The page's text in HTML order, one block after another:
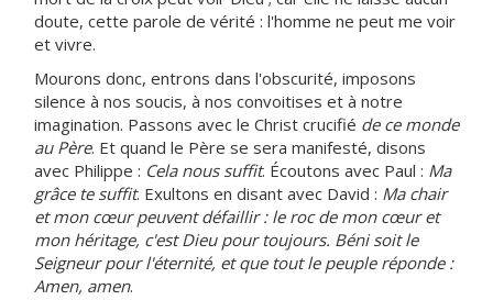
doute, cette parole de vérité : l'homme ne peut me voir
et vivre.
Mourons donc, entrons dans l'obscurité, imposons
silence à nos soucis, à nos convoitises et à notre
imagination. Passons avec le Christ crucifié de ce monde
au Père. Et quand le Père se sera manifesté, disons
avec Philippe : Cela nous suffit. Écoutons avec Paul : Ma
grâce te suffit. Exultons en disant avec David : Ma chair
et mon cœur peuvent défaillir : le roc de mon cœur et
mon héritage, c'est Dieu pour toujours. Béni soit le
Seigneur pour l'éternité, et que tout le peuple réponde :
Amen, amen.